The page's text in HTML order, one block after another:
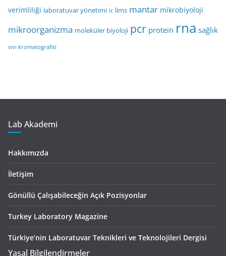
verimliliği laboratuvar yönetimi lc lims mantar mikrobiyoloji
mikroorganizma moleküler biyoloji pcr protein rna sağlık
sıvı kromatografisi
Lab Akademi
Hakkımızda
İletişim
Gönüllü Çalışabileceğin Açık Pozisyonlar
Turkey Laboratory Magazine
Türkiye’nin Laboratuvar Teknikleri ve Teknolojileri Dergisi
Yasal Bilgilendirmeler